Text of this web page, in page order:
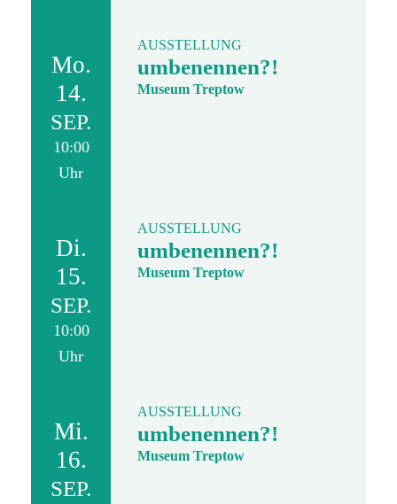
Mo.
14.
SEP.
10:00
Uhr
AUSSTELLUNG
umbenennen?!
Museum Treptow
Di.
15.
SEP.
10:00
Uhr
AUSSTELLUNG
umbenennen?!
Museum Treptow
Mi.
16.
SEP.
AUSSTELLUNG
umbenennen?!
Museum Treptow